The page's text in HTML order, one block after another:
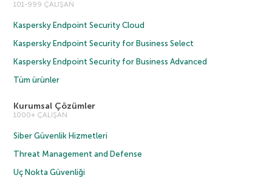
101-999 ÇALIŞAN
Kaspersky Endpoint Security Cloud
Kaspersky Endpoint Security for Business Select
Kaspersky Endpoint Security for Business Advanced
Tüm ürünler
Kurumsal Çözümler
1000+ ÇALIŞAN
Siber Güvenlik Hizmetleri
Threat Management and Defense
Uç Nokta Güvenliği